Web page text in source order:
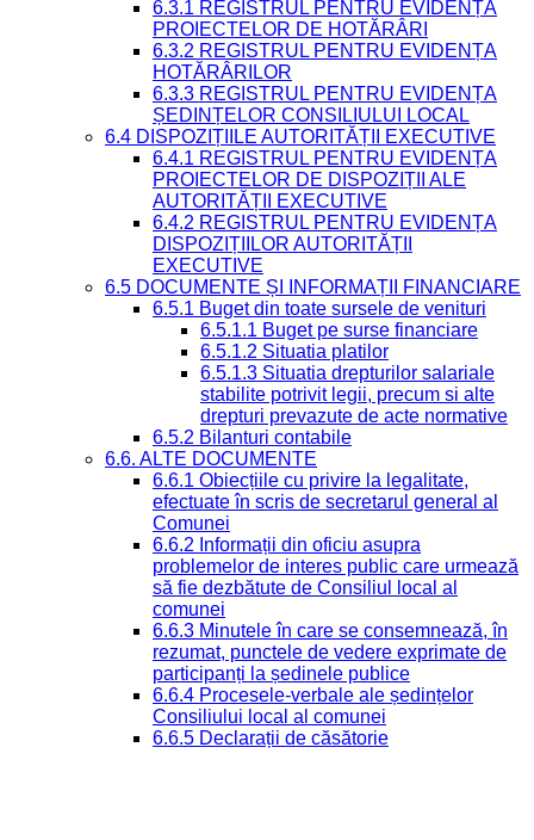
6.3.1 REGISTRUL PENTRU EVIDENȚA
PROIECTELOR DE HOTĂRÂRI
6.3.2 REGISTRUL PENTRU EVIDENȚA
HOTĂRÂRILOR
6.3.3 REGISTRUL PENTRU EVIDENȚA
ȘEDINȚELOR CONSILIULUI LOCAL
6.4 DISPOZIȚIILE AUTORITĂȚII EXECUTIVE
6.4.1 REGISTRUL PENTRU EVIDENȚA
PROIECTELOR DE DISPOZIȚII ALE
AUTORITĂȚII EXECUTIVE
6.4.2 REGISTRUL PENTRU EVIDENȚA
DISPOZIȚIILOR AUTORITĂȚII
EXECUTIVE
6.5 DOCUMENTE ȘI INFORMAȚII FINANCIARE
6.5.1 Buget din toate sursele de venituri
6.5.1.1 Buget pe surse financiare
6.5.1.2 Situatia platilor
6.5.1.3 Situatia drepturilor salariale
stabilite potrivit legii, precum si alte
drepturi prevazute de acte normative
6.5.2 Bilanturi contabile
6.6. ALTE DOCUMENTE
6.6.1 Obiecțiile cu privire la legalitate,
efectuate în scris de secretarul general al
Comunei
6.6.2 Informații din oficiu asupra
problemelor de interes public care urmează
să fie dezbătute de Consiliul local al
comunei
6.6.3 Minutele în care se consemnează, în
rezumat, punctele de vedere exprimate de
participanți la ședinele publice
6.6.4 Procesele-verbale ale ședințelor
Consiliului local al comunei
6.6.5 Declarații de căsătorie